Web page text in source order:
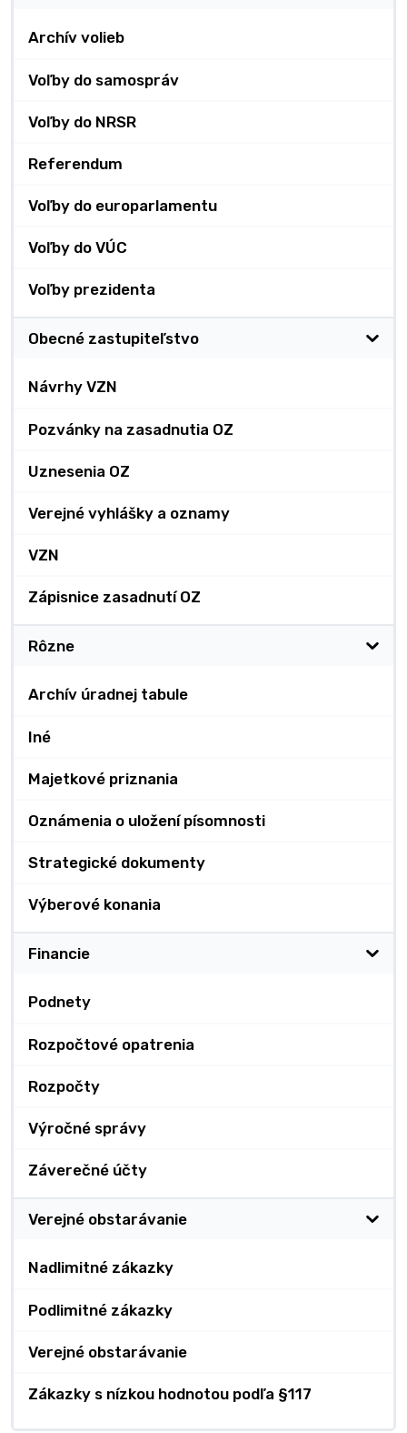
Archív volieb
Voľby do samospráv
Voľby do NRSR
Referendum
Voľby do europarlamentu
Voľby do VÚC
Voľby prezidenta
Obecné zastupiteľstvo
Návrhy VZN
Pozvánky na zasadnutia OZ
Uznesenia OZ
Verejné vyhlášky a oznamy
VZN
Zápisnice zasadnutí OZ
Rôzne
Archív úradnej tabule
Iné
Majetkové priznania
Oznámenia o uložení písomnosti
Strategické dokumenty
Výberové konania
Financie
Podnety
Rozpočtové opatrenia
Rozpočty
Výročné správy
Záverečné účty
Verejné obstarávanie
Nadlimitné zákazky
Podlimitné zákazky
Verejné obstarávanie
Zákazky s nízkou hodnotou podľa §117